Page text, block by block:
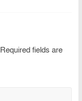
Required fields are